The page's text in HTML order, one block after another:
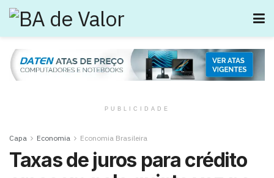
PUBLICIDADE
Capa Economia Economia Brasileira
Taxas de juros para crédito